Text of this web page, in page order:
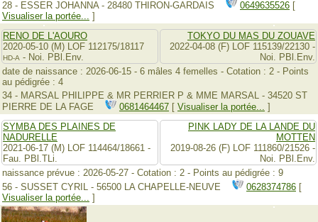
28 - ESSER JOHANNA - 28480 THIRON-GARDAIS
0649635526 [
Visualiser la portée... ]
RENO DE L'AOURO
2020-05-10 (M) LOF 112175/18117
HD-A - Noi. PBl.Env.
TOKYO DU MAS DU ZOUAVE
2022-04-08 (F) LOF 115139/22130 -
Noi. PBl.Env.
date de naissance : 2026-06-15 - 6 mâles 4 femelles - Cotation : 2 - Points
au pédigrée : 4
34 - MARSAL PHILIPPE & MR PERRIER P & MME MARSAL - 34520 ST
PIERRE DE LA FAGE
0681464467 [ Visualiser la portée... ]
SYMBA DES PLAINES DE
NADURELLE
2021-06-17 (M) LOF 114464/18661 -
Fau. PBl.TLi.
PINK LADY DE LA LANDE DU
MOTTEN
2019-08-26 (F) LOF 111860/21526 -
Noi. PBl.Env.
naissance prévue : 2026-05-27 - Cotation : 2 - Points au pédigrée : 9
56 - SUSSET CYRIL - 56500 LA CHAPELLE-NEUVE
0628374786 [
Visualiser la portée... ]